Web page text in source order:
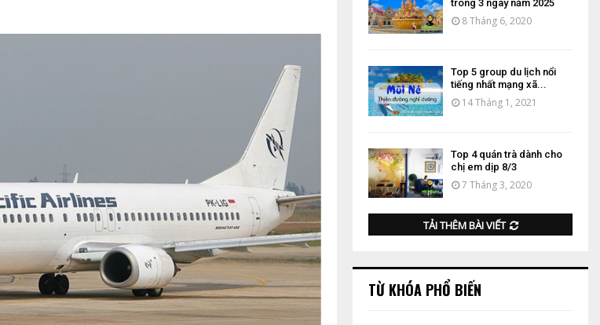
trong 3 ngày năm 2025
8 Tháng 6, 2020
Top 5 group du lịch nổi
tiếng nhất mạng xã...
14 Tháng 1, 2021
Top 4 quán trà dành cho
chị em dịp 8/3
7 Tháng 3, 2020
TẢI THÊM BÀI VIẾT
TỪ KHÓA PHỔ BIẾN